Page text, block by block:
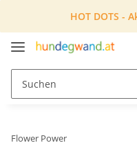
HOT DOTS -
Flower Power